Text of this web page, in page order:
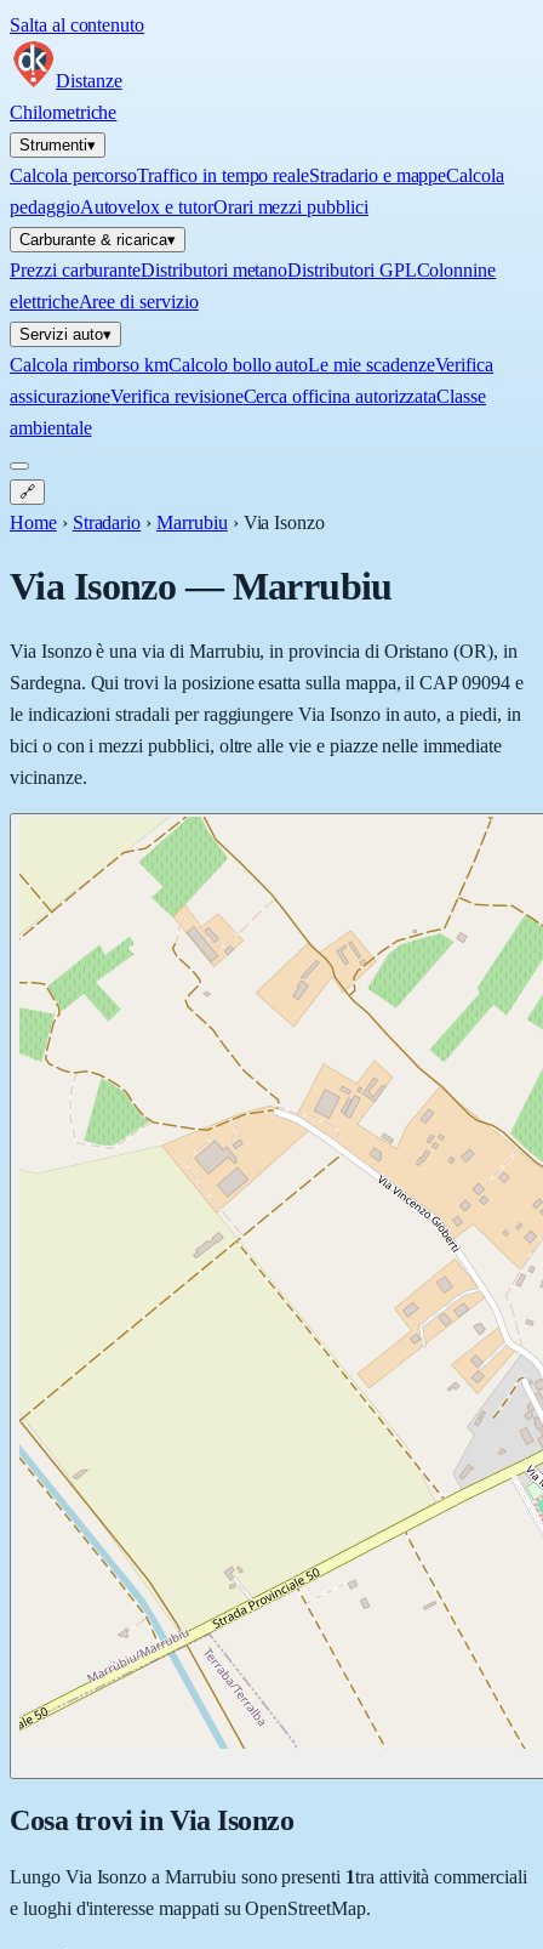
Salta al contenuto
Distanze
Chilometriche
Strumenti▾
Calcola percorsoTraffico in tempo realeStradario e mappeCalcola
pedaggioAutovelox e tutorOrari mezzi pubblici
Carburante & ricarica▾
Prezzi carburanteDistributori metanoDistributori GPLColonnine
elettricheAree di servizio
Servizi auto▾
Calcola rimborso kmCalcolo bollo autoLe mie scadenzeVerifica
assicurazioneVerifica revisioneCerca officina autorizzataClasse
ambientale
🔗
Home › Stradario › Marrubiu › Via Isonzo
Via Isonzo—Marrubiu
Via Isonzo è una via di Marrubiu, in provincia di Oristano (OR), in
Sardegna. Qui trovi la posizione esatta sulla mappa, il CAP 09094 e
le indicazioni stradali per raggiungere Via Isonzo in auto, a piedi, in
bici o con i mezzi pubblici, oltre alle vie e piazze nelle immediate
vicinanze.
Cosa trovi in Via Isonzo
Lungo Via Isonzo aMarrubiu sono presenti 1tra attività commerciali
e luoghi d'interesse mappati su OpenStreetMap.